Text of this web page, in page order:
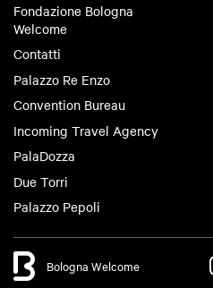
Fondazione Bologna
Welcome
Contatti
Palazzo Re Enzo
Convention Bureau
Incoming Travel Agency
PalaDozza
Due Torri
Palazzo Pepoli
Bologna Welcome